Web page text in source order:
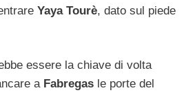
Yaya Tourè, dato sul piede
essere la chiave di volta
a Fabregas le porte del